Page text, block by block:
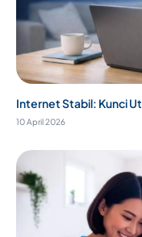
Internet Stabil: Kunci
10 April 2026